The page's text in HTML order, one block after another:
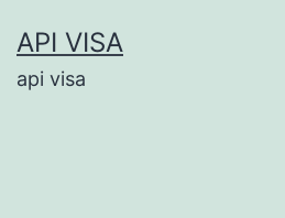
au
contenu
API VISA
api visa